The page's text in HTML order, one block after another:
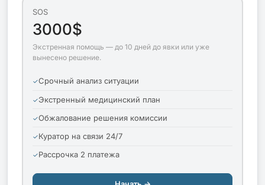
SOS
3000$
Экстренная помощь — до 10 дней до явки или уже
вынесено решение.
Срочный анализ ситуации
Экстренный медицинский план
Обжалование решения комиссии
Куратор на связи 24/7
Рассрочка 2 платежа